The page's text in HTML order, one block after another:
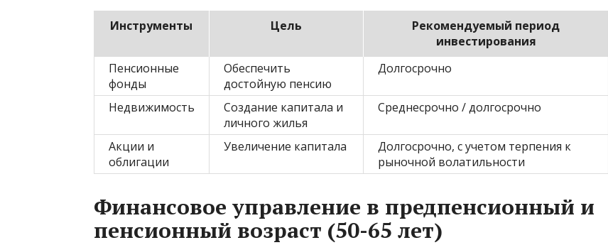
Инструменты Цель
Рекомендуемый период
инвестирования
Пенсионные
фонды
Обеспечить
достойную пенсию
Долгосрочно
Недвижимость
Создание капитала и
личного жилья
Среднесрочно / долгосрочно
Акции и
облигации
Увеличение капитала
Долгосрочно, с учетом терпения к
рыночной волатильности
Финансовое управление в предпенсионный и
пенсионный возраст (50-65 лет)